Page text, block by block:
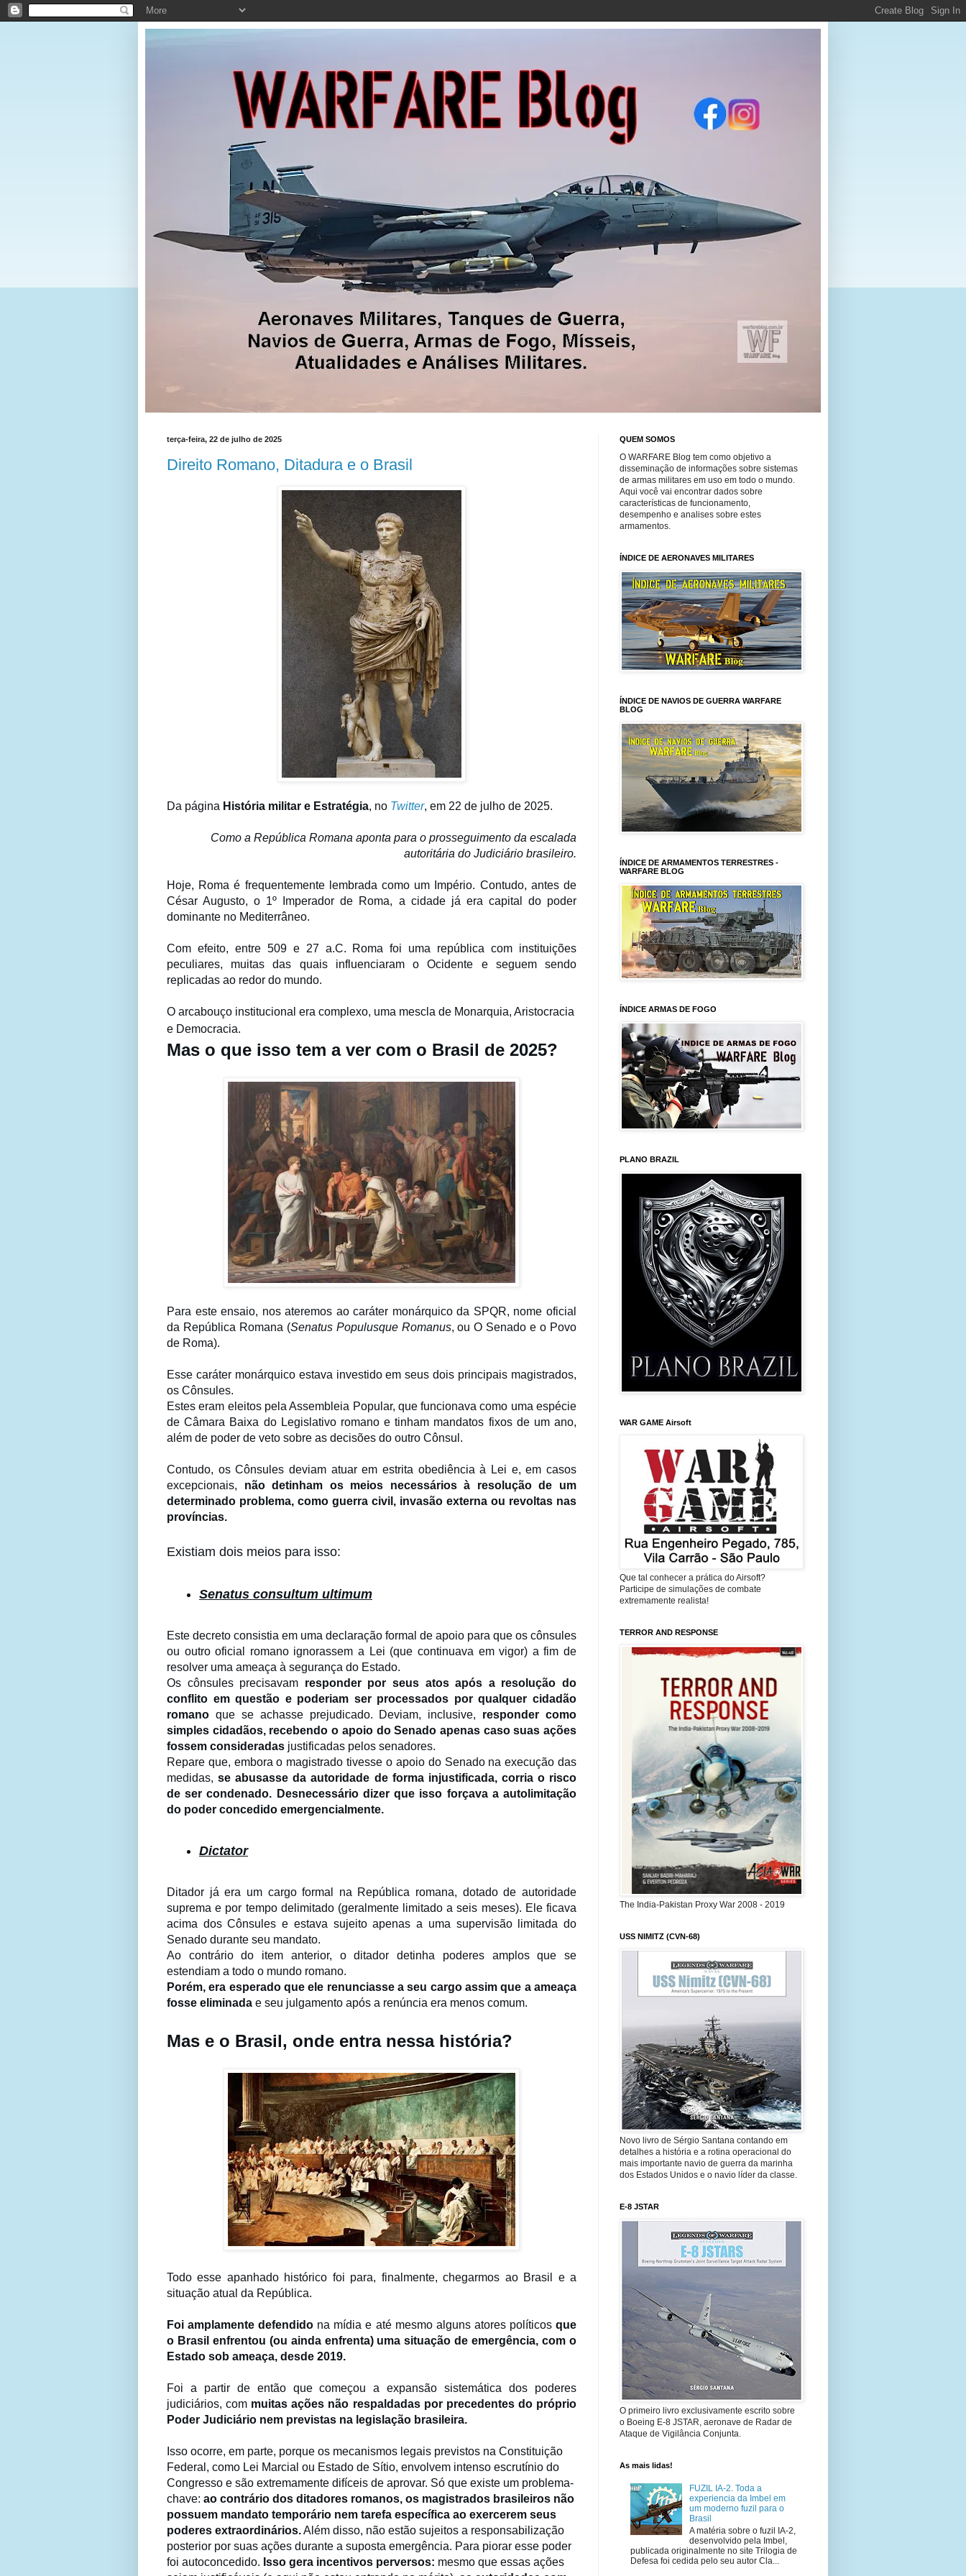
terça-feira, 22 de julho de 2025
Direito Romano, Ditadura e o Brasil
Da página História militar e Estratégia, no Twitter, em 22 de julho de 2025.
Como a República Romana aponta para o prosseguimento da escalada
autoritária do Judiciário brasileiro.
Hoje, Roma é frequentemente lembrada como um Império. Contudo, antes de
César Augusto, o 1º Imperador de Roma, a cidade já era capital do poder
dominante no Mediterrâneo.
Com efeito, entre 509 e 27 a.C. Roma foi uma república com instituições
peculiares, muitas das quais influenciaram o Ocidente e seguem sendo
replicadas ao redor do mundo.
O arcabouço institucional era complexo, uma mescla de Monarquia, Aristocracia
e Democracia.
Mas o que isso tem a ver com o Brasil de 2025?
Para este ensaio, nos ateremos ao caráter monárquico da SPQR, nome oficial
da República Romana (Senatus Populusque Romanus, ou O Senado e o Povo
de Roma).
Esse caráter monárquico estava investido em seus dois principais magistrados,
os Cônsules.
Estes eram eleitos pela Assembleia Popular, que funcionava como uma espécie
de Câmara Baixa do Legislativo romano e tinham mandatos fixos de um ano,
além de poder de veto sobre as decisões do outro Cônsul.
Contudo, os Cônsules deviam atuar em estrita obediência à Lei e, em casos
excepcionais, não detinham os meios necessários à resolução de um
determinado problema, como guerra civil, invasão externa ou revoltas nas
províncias.
Existiam dois meios para isso:
Senatus consultum ultimum
Este decreto consistia em uma declaração formal de apoio para que os cônsules
ou outro oficial romano ignorassem a Lei (que continuava em vigor) a fim de
resolver uma ameaça à segurança do Estado.
Os cônsules precisavam responder por seus atos após a resolução do
conflito em questão e poderiam ser processados por qualquer cidadão
romano que se achasse prejudicado. Deviam, inclusive, responder como
simples cidadãos, recebendo o apoio do Senado apenas caso suas ações
fossem consideradas justificadas pelos senadores.
Repare que, embora o magistrado tivesse o apoio do Senado na execução das
medidas,se abusasse da autoridade de forma injustificada, corria o risco
de ser condenado. Desnecessário dizer que isso forçava a autolimitação
do poder concedido emergencialmente.
Dictator
Ditador já era um cargo formal na República romana, dotado de autoridade
suprema e por tempo delimitado (geralmente limitado a seis meses). Ele ficava
acima dos Cônsules e estava sujeito apenas a uma supervisão limitada do
Senado durante seu mandato.
Ao contrário do item anterior, o ditador detinha poderes amplos que se
estendiam a todo o mundo romano.
Porém, era esperado que ele renunciasse a seu cargo assim que a ameaça
fosse eliminada e seu julgamento após a renúncia era menos comum.
Mas e o Brasil, onde entra nessa história?
Todo esse apanhado histórico foi para, finalmente, chegarmos ao Brasil e a
situação atual da República.
Foi amplamente defendido na mídia e até mesmo alguns atores políticosque
o Brasil enfrentou (ou ainda enfrenta) uma situação de emergência, com o
Estado sob ameaça, desde 2019.
Foi a partir de então que começou a expansão sistemática dos poderes
judiciários, com muitas ações não respaldadas por precedentes do próprio
Poder Judiciário nem previstas na legislação brasileira.
Isso ocorre, em parte, porque os mecanismos legais previstos na Constituição
Federal, como Lei Marcial ou Estado de Sítio, envolvem intenso escrutínio do
Congresso e são extremamente difíceis de aprovar. Só que existe um problema-
chave: ao contrário dos ditadores romanos, os magistrados brasileiros não
possuem mandato temporário nem tarefa específica ao exercerem seus
poderes extraordinários.Além disso, não estão sujeitos a responsabilização
posterior por suas ações durante a suposta emergência. Para piorar esse poder
foi autoconcedido. Isso gera incentivos perversos: mesmo que essas ações
QUEM SOMOS
O WARFARE Blog tem como objetivo a
disseminação de informações sobre sistemas
de armas militares em uso em todo o mundo.
Aqui você vai encontrar dados sobre
características de funcionamento,
desempenho e analises sobre estes
armamentos.
ÍNDICE DE AERONAVES MILITARES
ÍNDICE DE NAVIOS DE GUERRA WARFARE
BLOG
ÍNDICE DE ARMAMENTOS TERRESTRES -
WARFARE BLOG
ÍNDICE ARMAS DE FOGO
PLANO BRAZIL
WAR GAME Airsoft
Que tal conhecer a prática do Airsoft?
Participe de simulações de combate
extremamente realista!
TERROR AND RESPONSE
The India-Pakistan Proxy War 2008 - 2019
USS NIMITZ (CVN-68)
Novo livro de Sérgio Santana contando em
detalhes a história e a rotina operacional do
mais importante navio de guerra da marinha
dos Estados Unidos e o navio líder da classe.
E-8 JSTAR
O primeiro livro exclusivamente escrito sobre
o Boeing E-8 JSTAR, aeronave de Radar de
Ataque de Vigilância Conjunta.
As mais lidas!
FUZIL IA-2. Toda a
experiencia da Imbel em
um moderno fuzil para o
Brasil
A matéria sobre o fuzil IA-2,
desenvolvido pela Imbel,
publicada originalmente no site Trilogia de
Defesa foi cedida pelo seu autor Cla...